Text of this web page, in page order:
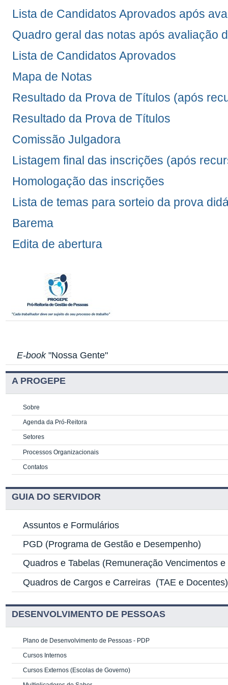
Lista de Candidatos Aprovados após
Quadro geral das notas após avaliação
Lista de Candidatos Aprovados
Mapa de Notas
Resultado da Prova de Títulos (após
Resultado da Prova de Títulos
Comissão Julgadora
Listagem final das inscrições (após
Homologação das inscrições
Lista de temas para sorteio da prova
Barema
Edita de abertura
E-book"Nossa Gente"
A PROGEPE
Sobre
Agenda da Pró-Reitora
Setores
Processos Organizacionais
Contatos
GUIA DO SERVIDOR
Assuntos e Formulários
PGD (Programa de Gestão e Desempenho)
Quadros e Tabelas (Remuneração Vencimentos
Quadros de Cargos e Carreiras (TAE e Docentes)
DESENVOLVIMENTO DE PESSOAS
Plano de Desenvolvimento de Pessoas - PDP
Cursos Internos
Cursos Externos (Escolas de Governo)